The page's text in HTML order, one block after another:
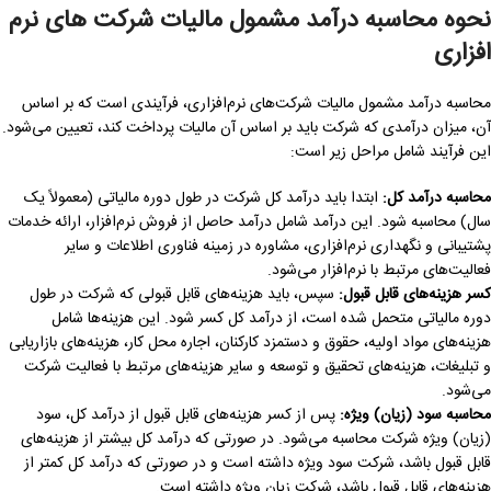
نحوه محاسبه درآمد مشمول مالیات شرکت های نرم
افزاری
محاسبه درآمد مشمول مالیات شرکت‌های نرم‌افزاری، فرآیندی است که بر اساس
آن، میزان درآمدی که شرکت باید بر اساس آن مالیات پرداخت کند، تعیین می‌شود.
این فرآیند شامل مراحل زیر است:
محاسبه درآمد کل: ابتدا باید درآمد کل شرکت در طول دوره مالیاتی (معمولاً یک
سال) محاسبه شود. این درآمد شامل درآمد حاصل از فروش نرم‌افزار، ارائه خدمات
پشتیبانی و نگهداری نرم‌افزاری، مشاوره در زمینه فناوری اطلاعات و سایر
فعالیت‌های مرتبط با نرم‌افزار می‌شود.
کسر هزینه‌های قابل قبول: سپس، باید هزینه‌های قابل قبولی که شرکت در طول
دوره مالیاتی متحمل شده است، از درآمد کل کسر شود. این هزینه‌ها شامل
هزینه‌های مواد اولیه، حقوق و دستمزد کارکنان، اجاره محل کار، هزینه‌های بازاریابی
و تبلیغات، هزینه‌های تحقیق و توسعه و سایر هزینه‌های مرتبط با فعالیت شرکت
می‌شود.
محاسبه سود (زیان) ویژه: پس از کسر هزینه‌های قابل قبول از درآمد کل، سود
(زیان) ویژه شرکت محاسبه می‌شود. در صورتی که درآمد کل بیشتر از هزینه‌های
قابل قبول باشد، شرکت سود ویژه داشته است و در صورتی که درآمد کل کمتر از